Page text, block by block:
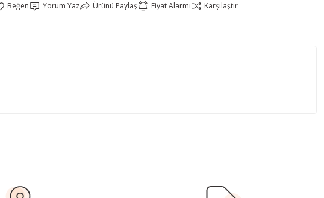
Yorum Yaz Ürünü Paylaş Fiyat Alarmı Karşılaştır